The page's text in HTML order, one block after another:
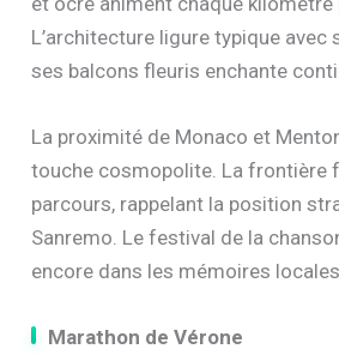
L’architecture ligure typique
ses balcons fleuris enchante
La proximité de Monaco et
touche cosmopolite. La frontière
parcours, rappelant la position
Sanremo. Le festival de la
encore dans les mémoires locales.
Marathon de Vérone